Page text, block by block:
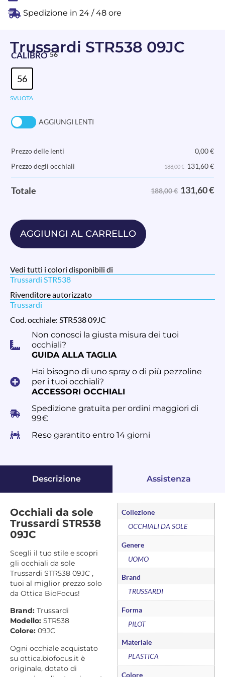
Spedizione in 24 / 48 ore
Trussardi STR538 09JC
CALIBRO 56
56
SVUOTA
AGGIUNGI LENTI
Prezzo delle lenti 0,00€
Prezzo degli occhiali
188,00 € 131,60€
Totale 188,00 € 131,60€
AGGIUNGI AL CARRELLO
Vedi tutti i colori disponibili di
Trussardi STR538
Rivenditore autorizzato
Trussardi
Cod. occhiale: STR538 09JC
Non conosci la giusta misura dei tuoi
occhiali?
GUIDA ALLA TAGLIA
Hai bisogno di uno spray o di più pezzoline
per i tuoi occhiali?
ACCESSORI OCCHIALI
Spedizione gratuita per ordini maggiori di
99€
Reso garantito entro 14 giorni
Descrizione Assistenza
Occhiali da sole
Trussardi STR538
09JC
Scegli il tuo stile e scopri
gli occhiali da sole
Trussardi STR538 09JC ,
tuoi al miglior prezzo solo
da Ottica BioFocus!
Brand: Trussardi
Modello: STR538
Colore: 09JC
Ogni occhiale acquistato
su ottica.biofocus.it è
originale, dotato di
Collezione
OCCHIALI DA SOLE
Genere
UOMO
Brand
TRUSSARDI
Forma
PILOT
Materiale
PLASTICA
Colore